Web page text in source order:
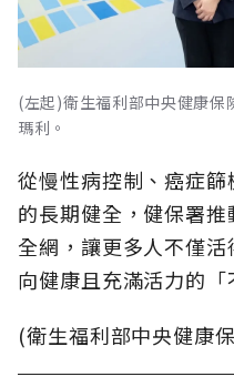
(左起)衛生福利部中央健康保
瑪利。
從慢性病控制、癌症
的長期健全，健保署
全網，讓更多人不僅
向健康且充滿活力的「
(衛生福利部中央健康